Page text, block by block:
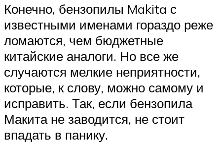
Конечно, бензопилы Makita с
известными именами гораздо реже
ломаются, чем бюджетные
китайские аналоги. Но все же
случаются мелкие неприятности,
которые, к слову, можно самому и
исправить. Так, если бензопила
Макита не заводится, не стоит
впадать в панику.